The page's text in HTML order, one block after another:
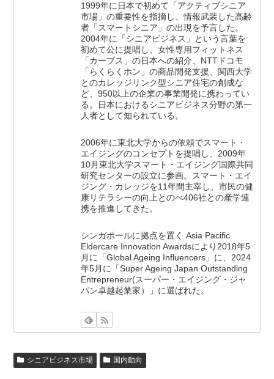
1999年に日本で初めて「アクティブシニア
市場」の重要性を指摘し、情報武装した高齢
者「スマートシニア」の出現を予言した。
2004年に「シニアビジネス」という言葉を
初めて公に提唱し、女性専用フィットネス
「カーブス」の日本への紹介、NTTドコモ
「らくらくホン」の商品開発支援、関西大学
とのカレッジリンク型シニア住宅の創成な
ど、950以上の企業の事業開発に携わってい
る。日本におけるシニアビジネス分野の第一
人者として知られている。
2006年に東北大学からの依頼でスマート・
エイジングのコンセプトを提唱し、2009年
10月東北大学スマート・エイジング国際共同
研究センターの設立に参画。スマート・エイ
ジング・カレッジを11年間主宰し、市民の健
康リテラシーの向上とのべ406社との産学連
携を推進してきた。
シンガポールに拠点を置く Asia Pacific
Eldercare Innovation Awardsにより2018年5
月に「Global Ageing Influencers」に、2024
年5月に「Super Ageing Japan Outstanding
Entrepreneur(スーパー・エイジング・ジャ
パン卓越起業家）」に選ばれた。
シニアビジネス市場 国内動向